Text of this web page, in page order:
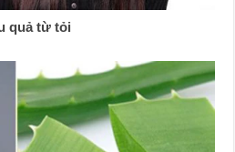
quả từ tỏi